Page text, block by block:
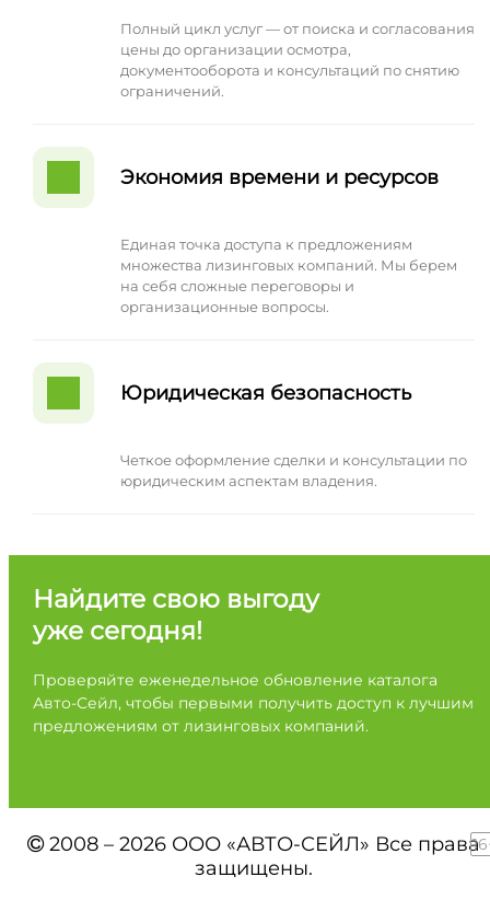
Полный цикл услуг — от поиска и согласования
цены до организации осмотра,
документооборота и консультаций по снятию
ограничений.
Экономия времени и ресурсов
Единая точка доступа к предложениям
множества лизинговых компаний. Мы берем
на себя сложные переговоры и
организационные вопросы.
Юридическая безопасность
Четкое оформление сделки и консультации по
юридическим аспектам владения.
Найдите свою выгоду
уже сегодня!
Проверяйте еженедельное обновление каталога
Авто-Сейл, чтобы первыми получить доступ к лучшим
предложениям от лизинговых компаний.
2008 – 2026 ООО «АВТО-СЕЙЛ» Все права
защищены.